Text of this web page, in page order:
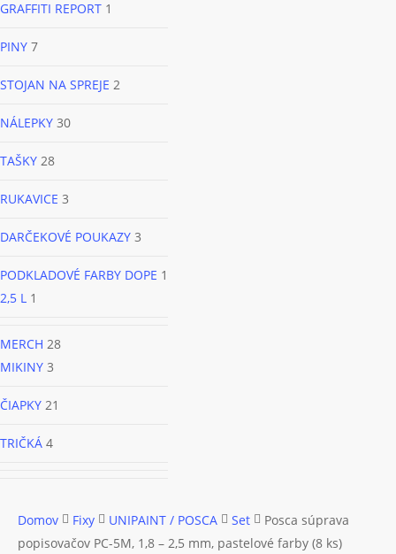
GRAFFITI REPORT 1
PINY 7
STOJAN NA SPREJE 2
NÁLEPKY 30
TAŠKY 28
RUKAVICE 3
DARČEKOVÉ POUKAZY 3
PODKLADOVÉ FARBY DOPE 1
2,5 L 1
MERCH 28
MIKINY 3
ČIAPKY 21
TRIČKÁ 4
Domov Fixy UNIPAINT / POSCA Set
Posca súprava
popisovačov PC-5M, 1,8 – 2,5 mm, pastelové farby (8 ks)